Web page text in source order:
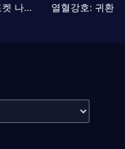
뮤: 포켓 나이츠 열혈강호: 귀환